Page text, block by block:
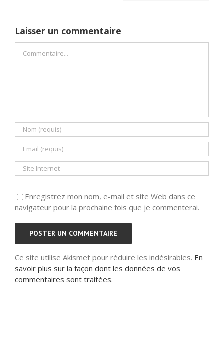
Laisser un commentaire
Enregistrez mon nom, e-mail et site Web dans ce
navigateur pour la prochaine fois que je commenterai.
Ce site utilise Akismet pour réduire les indésirables. En
savoir plus sur la façon dont les données de vos
commentaires sont traitées.